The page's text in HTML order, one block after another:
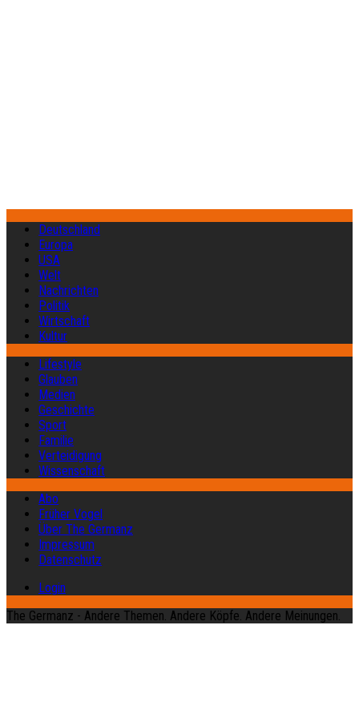
Deutschland
Europa
USA
Welt
Nachrichten
Politik
Wirtschaft
Kultur
Lifestyle
Glauben
Medien
Geschichte
Sport
Familie
Verteidigung
Wissenschaft
Abo
Früher Vogel
Über The Germanz
Impressum
Datenschutz
Login
The Germanz - Andere Themen. Andere Köpfe. Andere Meinungen.